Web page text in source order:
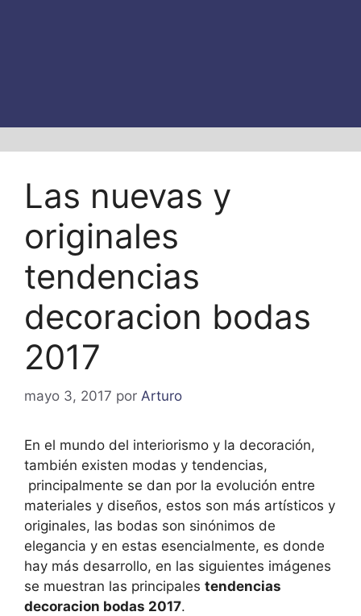
Las nuevas y
originales
tendencias
decoracion bodas
2017
mayo 3, 2017 por Arturo
En el mundo del interiorismo y la decoración,
también existen modas y tendencias,
principalmente se dan por la evolución entre
materiales y diseños, estos son más artísticos y
originales, las bodas son sinónimos de
elegancia y en estas esencialmente, es donde
hay más desarrollo, en las siguientes imágenes
se muestran las principales tendencias
decoracion bodas 2017.